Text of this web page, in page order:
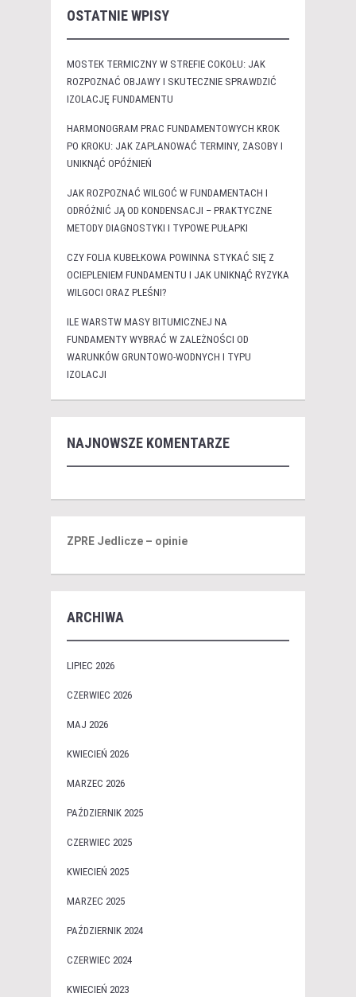
OSTATNIE WPISY
MOSTEK TERMICZNY W STREFIE COKOŁU: JAK
ROZPOZNAĆ OBJAWY I SKUTECZNIE SPRAWDZIĆ
IZOLACJĘ FUNDAMENTU
HARMONOGRAM PRAC FUNDAMENTOWYCH KROK
PO KROKU: JAK ZAPLANOWAĆ TERMINY, ZASOBY I
UNIKNĄĆ OPÓŹNIEŃ
JAK ROZPOZNAĆ WILGOĆ W FUNDAMENTACH I
ODRÓŻNIĆ JĄ OD KONDENSACJI – PRAKTYCZNE
METODY DIAGNOSTYKI I TYPOWE PUŁAPKI
CZY FOLIA KUBEŁKOWA POWINNA STYKAĆ SIĘ Z
OCIEPLENIEM FUNDAMENTU I JAK UNIKNĄĆ RYZYKA
WILGOCI ORAZ PLEŚNI?
ILE WARSTW MASY BITUMICZNEJ NA
FUNDAMENTY WYBRAĆ W ZALEŻNOŚCI OD
WARUNKÓW GRUNTOWO-WODNYCH I TYPU
IZOLACJI
NAJNOWSZE KOMENTARZE
ZPRE Jedlicze – opinie
ARCHIWA
LIPIEC 2026
CZERWIEC 2026
MAJ 2026
KWIECIEŃ 2026
MARZEC 2026
PAŹDZIERNIK 2025
CZERWIEC 2025
KWIECIEŃ 2025
MARZEC 2025
PAŹDZIERNIK 2024
CZERWIEC 2024
KWIECIEŃ 2023